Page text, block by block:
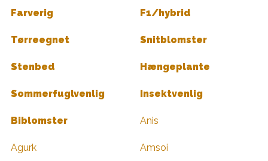
Farverig F1/hybrid
Tørreegnet Snitblomster
Stenbed Hængeplante
Sommerfuglvenlig Insektvenlig
Biblomster Anis
Agurk Amsoi